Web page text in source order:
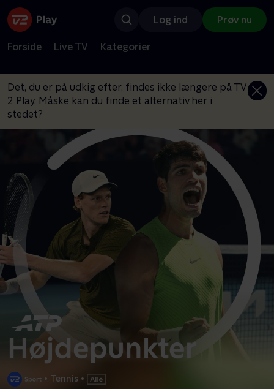
Log ind Prøv nu
Forside Live TV Kategorier
Det, du er på udkig efter, findes ikke længere på TV
2 Play. Måske kan du finde et alternativ her i
stedet?
• Tennis •